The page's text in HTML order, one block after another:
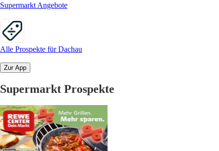
Supermarkt Angebote
Alle Prospekte für Dachau
Zur App
Supermarkt Prospekte